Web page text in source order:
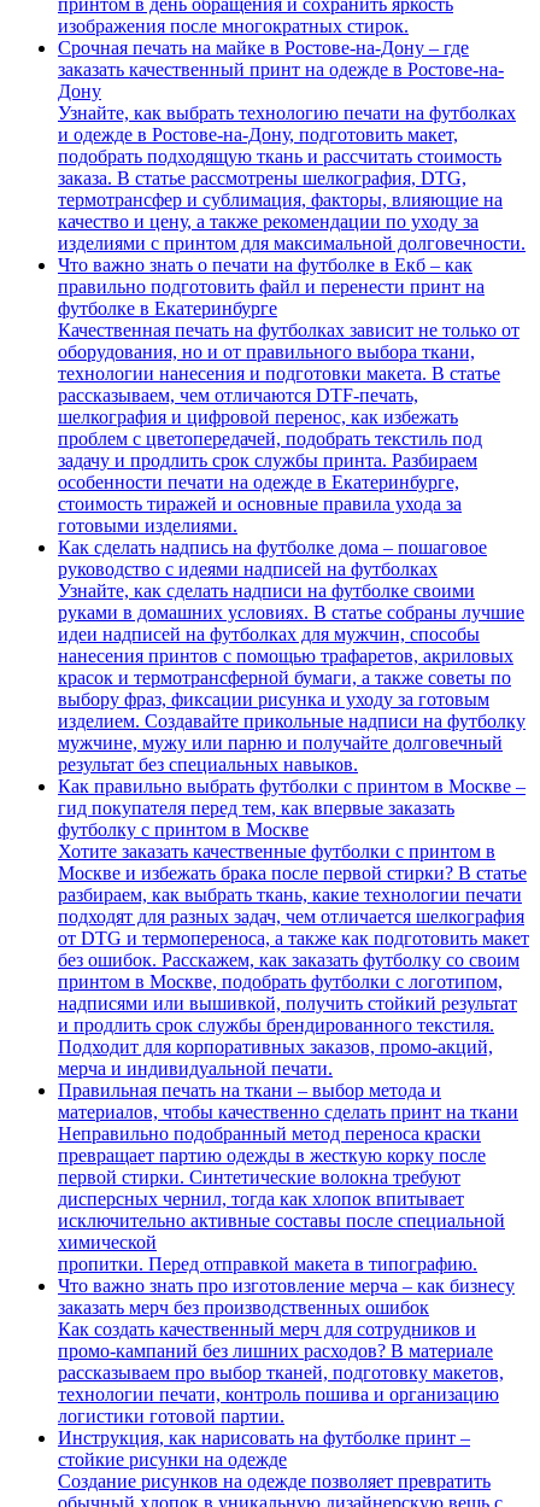
изображения после многократных стирок.
Срочная печать на майке в Ростове-на-Дону – где
заказать качественный принт на одежде в Ростове-на-
Дону
Узнайте, как выбрать технологию печати на футболках
и одежде в Ростове-на-Дону, подготовить макет,
подобрать подходящую ткань и рассчитать стоимость
заказа. В статье рассмотрены шелкография, DTG,
термотрансфер и сублимация, факторы, влияющие на
качество и цену, а также рекомендации по уходу за
изделиями с принтом для максимальной долговечности.
Что важно знать о печати на футболке в Екб – как
правильно подготовить файл и перенести принт на
футболке в Екатеринбурге
Качественная печать на футболках зависит не только от
оборудования, но и от правильного выбора ткани,
технологии нанесения и подготовки макета. В статье
рассказываем, чем отличаются DTF-печать,
шелкография и цифровой перенос, как избежать
проблем с цветопередачей, подобрать текстиль под
задачу и продлить срок службы принта. Разбираем
особенности печати на одежде в Екатеринбурге,
стоимость тиражей и основные правила ухода за
готовыми изделиями.
Как сделать надпись на футболке дома – пошаговое
руководство с идеями надписей на футболках
Узнайте, как сделать надписи на футболке своими
руками в домашних условиях. В статье собраны лучшие
идеи надписей на футболках для мужчин, способы
нанесения принтов с помощью трафаретов, акриловых
красок и термотрансферной бумаги, а также советы по
выбору фраз, фиксации рисунка и уходу за готовым
изделием. Создавайте прикольные надписи на футболку
мужчине, мужу или парню и получайте долговечный
результат без специальных навыков.
Как правильно выбрать футболки с принтом в Москве –
гид покупателя перед тем, как впервые заказать
футболку с принтом в Москве
Хотите заказать качественные футболки с принтом в
Москве и избежать брака после первой стирки? В статье
разбираем, как выбрать ткань, какие технологии печати
подходят для разных задач, чем отличается шелкография
от DTG и термопереноса, а также как подготовить макет
без ошибок. Расскажем, как заказать футболку со своим
принтом в Москве, подобрать футболки с логотипом,
надписями или вышивкой, получить стойкий результат
и продлить срок службы брендированного текстиля.
Подходит для корпоративных заказов, промо-акций,
мерча и индивидуальной печати.
Правильная печать на ткани – выбор метода и
материалов, чтобы качественно сделать принт на ткани
Неправильно подобранный метод переноса краски
превращает партию одежды в жесткую корку после
первой стирки. Синтетические волокна требуют
дисперсных чернил, тогда как хлопок впитывает
исключительно активные составы после специальной
химической
пропитки. Перед отправкой макета в типографию.
Что важно знать про изготовление мерча – как бизнесу
заказать мерч без производственных ошибок
Как создать качественный мерч для сотрудников и
промо-кампаний без лишних расходов? В материале
рассказываем про выбор тканей, подготовку макетов,
технологии печати, контроль пошива и организацию
логистики готовой партии.
Инструкция, как нарисовать на футболке принт –
стойкие рисунки на одежде
Создание рисунков на одежде позволяет превратить
обычный хлопок в уникальную дизайнерскую вещь с